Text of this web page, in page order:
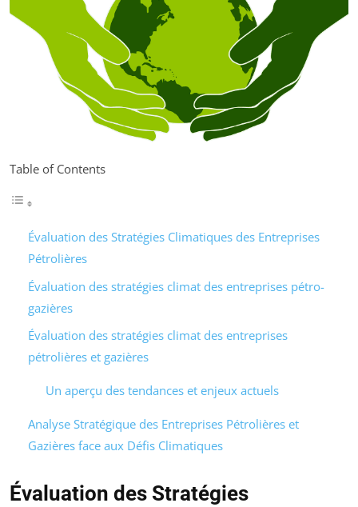
Table of Contents
Évaluation des Stratégies Climatiques des Entreprises
Pétrolières
Évaluation des stratégies climat des entreprises pétro-
gazières
Évaluation des stratégies climat des entreprises
pétrolières et gazières
Un aperçu des tendances et enjeux actuels
Analyse Stratégique des Entreprises Pétrolières et
Gazières face aux Défis Climatiques
Évaluation des Stratégies